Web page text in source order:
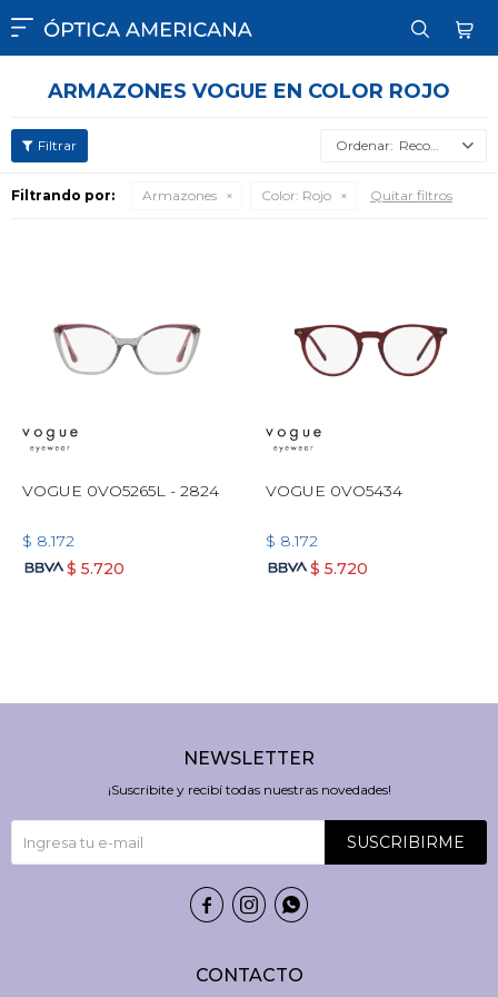

ARMAZONES VOGUE EN COLOR ROJO
Recomendados
Filtrando por: Armazones Color: Rojo Quitar filtros
VOGUE 0VO5265L - 2824
$ 8.172
$ 5.720
VOGUE 0VO5434
$ 8.172
$ 5.720
CONTACTO
NEWSLETTER
¡Suscribite y recibí todas nuestras novedades!
SUSCRIBIRME
  